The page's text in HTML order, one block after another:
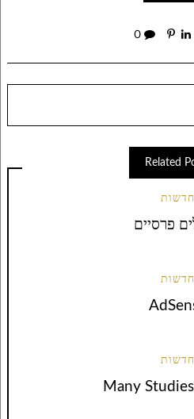
0
Related
חדשות
פרסיים
חדשות
חדשות
Many